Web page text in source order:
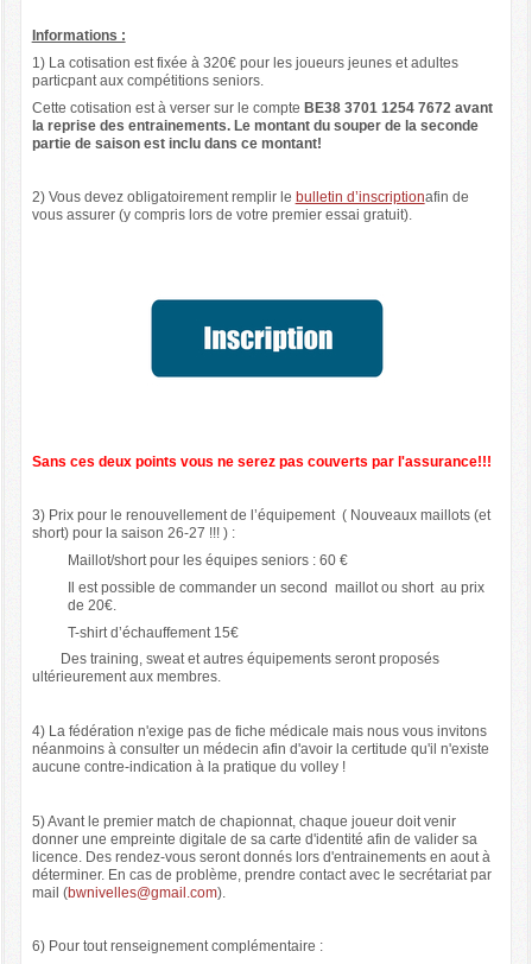
Informations :
1) La cotisation est fixée à 320€ pour les joueurs jeunes et adultes
particpant aux compétitions seniors.
Cette cotisation est à verser sur le compte BE38 3701 1254 7672 avant
la reprise des entrainements. Le montant du souper de la seconde
partie de saison est inclu dans ce montant!
2) Vous devez obligatoirement remplir le bulletin d’inscriptionafin de
vous assurer (y compris lors de votre premier essai gratuit).
Sans ces deux points vous ne serez pas couverts par l'assurance!!!
3) Prix pour le renouvellement de l’équipement ( Nouveaux maillots (et
short) pour la saison 26-27 !!! ) :
Maillot/short pour les équipes seniors : 60 €
Il est possible de commander un second maillot ou short au prix
de 20€.
T-shirt d’échauffement 15€
Des training, sweat et autres équipements seront proposés
ultérieurement aux membres.
4) La fédération n'exige pas de fiche médicale mais nous vous invitons
néanmoins à consulter un médecin afin d'avoir la certitude qu'il n'existe
aucune contre-indication à la pratique du volley !
5) Avant le premier match de chapionnat, chaque joueur doit venir
donner une empreinte digitale de sa carte d'identité afin de valider sa
licence. Des rendez-vous seront donnés lors d'entrainements en aout à
déterminer. En cas de problème, prendre contact avec le secrétariat par
mail (bwnivelles@gmail.com).
6) Pour tout renseignement complémentaire :